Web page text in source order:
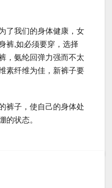
了我们的身体健康，女
裤,如必须要穿，选择
，氨纶回弹力强而不太
素纤维为佳，新裤子要
裤子，使自己的身体处
的状态。